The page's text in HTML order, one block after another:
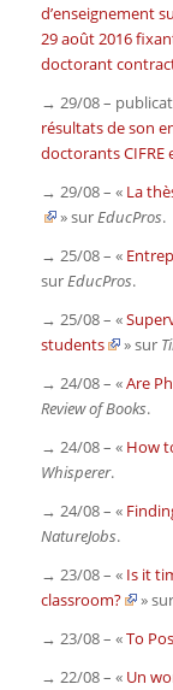
d’enseignement
29 août 2016
doctorant
→ 29/08 –
résultats de son
doctorants CIFRE
→ 29/08 – « La
» surEducPros.
→ 25/08 – «
surEducPros.
→ 25/08 – «
students
» sur
→ 24/08 – «Are
Review of Books.
→ 24/08 – « How
Whisperer.
→ 24/08 – «
NatureJobs.
→ 23/08 – « Is it
classroom?
» sur
→ 23/08 – «To
→ 22/08 – « Un